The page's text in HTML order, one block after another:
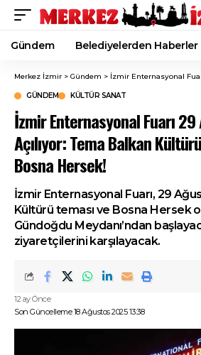
Gündem Belediyelerden Haberler
Merkez İzmir > Gündem > İzmir Enternasyonal Fuarı 29 Ağustos’ta
GÜNDEM KÜLTÜR SANAT
İzmir Enternasyonal Fuarı 29
Açılıyor: Tema Balkan
Bosna Hersek!
İzmir Enternasyonal Fuarı, 29
Kültürü teması ve Bosna Hersek
Gündoğdu Meydanı’ndan
ziyaretçilerini karşılayacak.
Son Güncelleme 18 Ağustos 2025 13:38
12 ay Önce